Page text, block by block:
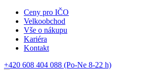
Ceny pro IČO
Velkoobchod
Vše o nákupu
Kariéra
Kontakt
+420 608 404 088 (Po-Ne 8-22 h)